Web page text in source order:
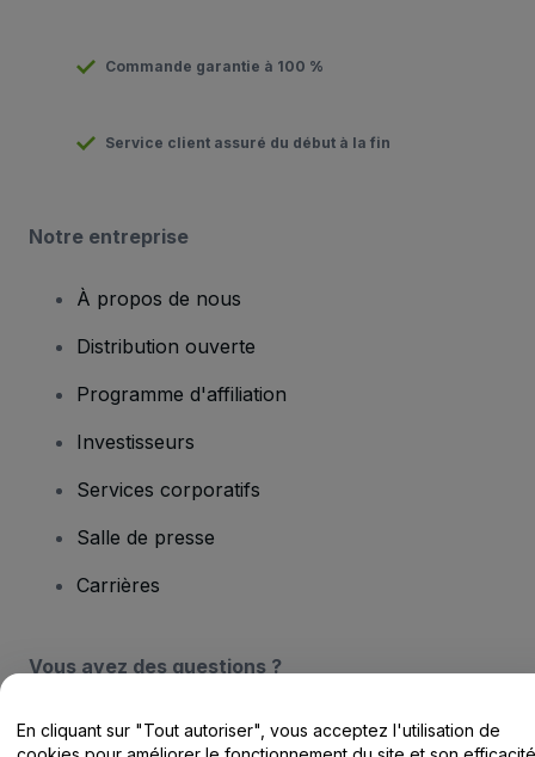
Commande garantie à 100 %
Service client assuré du début à la fin
Notre entreprise
À propos de nous
Distribution ouverte
Programme d'affiliation
Investisseurs
Services corporatifs
Salle de presse
Carrières
Vous avez des questions ?
Centre d'assistance / Nous contacter
En cliquant sur "Tout autoriser", vous acceptez l'utilisation de